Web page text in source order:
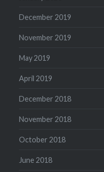
December 2019
November 2019
May 2019
April 2019
December 2018
November 2018
October 2018
June 2018